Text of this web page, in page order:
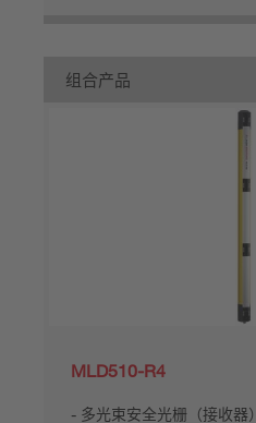
组合产品
MLD510-R4
多光束安全光栅（接收器）